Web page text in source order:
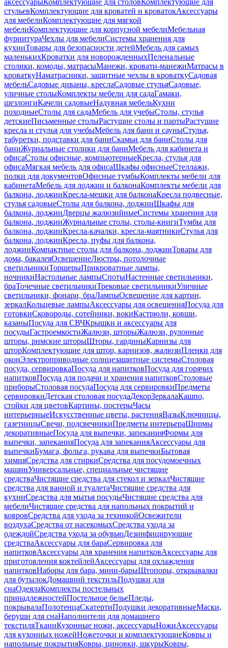
аксессуарыКомплектующие для столовКомплектующие для
стульевКомплектующие для кроватей и кроватокАксессуары
для мебелиКомплектующие для мягкой
мебелиКомплектующие для корпусной мебелиМебельная
фурнитураЧехлы для мебелиСистемы хранения для
кухниТовары для безопасности детейМебель для самых
маленькихКроватки для новорожденныхПеленальные
столики, комоды, матрасыМанежи, кровати-манежиМатрасы в
кроваткуНаматрасники, защитные чехлы в кроваткуСадовая
мебельСадовые диваны, креслаСадовые стульяСадовые,
уличные столыКомплекты мебели для садаГамаки,
шезлонгиКачели садовыеНадувная мебельКухни
походныеСтолы для садаМебель для учебыСтолы, стулья
детскиеПисьменные столыРастущие столы и партыРастущие
кресла и стулья для учебыМебель для бани и сауныСтулья,
табуретки, подставки для баниСкамьи для баниСтолы для
баниЖурнальные столики для баниМебель для кабинета и
офисаСтолы офисные, компьютерныеКресла, стулья для
офисаМягкая мебель для офисаШкафы офисныеСтеллажи,
полки для документовОфисные тумбыКомплекты мебели для
кабинетаМебель для лоджии и балконаКомплекты мебели для
балкона, лоджииКресла-мешки для балконаКресла подвесные,
стулья садовыеСтолы для балкона, лоджииШкафы для
балкона, лоджииДверцы жалюзийныеСистемы хранения для
балкона, лоджииЖурнальные столы, столы-книгиТумбы для
балкона, лоджииКресла-качалки, кресла-маятникиСтулья для
балкона, лоджииКресла, пуфы для балкона,
лоджииКомпактные столы для балкона, лоджииТовары для
дома, бакалеяОсвещениеЛюстры, потолочные
светильникиТоршерыПрикроватные лампы,
ночникиНастольные лампыСпотыНастенные светильники,
браТочечные светильникиТрековые светильникиУличные
светильники, фонари, браЛампыОсвещение для картин,
зеркалКольцевые лампыАксессуары для освещенияПосуда для
готовкиСковороды, сотейники, вокиКастрюли, ковши,
казаныПосуда для СВЧКрышки и аксессуары для
посудыГастроемкостиЖалюзи, шторыЖалюзи, рулонные
шторы, римские шторыШторы, гардиныКарнизы для
шторКомплектующие для штор, карнизов, жалюзиПленки для
оконЭлектроприводные солнцезащитные системыСтоловая
посуда, сервировкаПосуда для напитковПосуда для горячих
напитковПосуда для подачи и хранения напитковСтоловые
приборыСтоловая посудаПосуда для сервировкиПредметы
сервировкиДетская столовая посудаДекорЗеркалаКашпо,
стойки для цветовКартины, постерыЧасы
интерьерныеИскусственные цветы, растенияВазыКлючницы,
газетницыСвечи, подсвечникиПредметы интерьераШирмы
декоративныеПосуда для выпечки, запеканияФормы для
выпечки, запеканияПосуда для запеканияАксессуары для
выпечкиБумага, фольга, рукава для выпечкиБытовая
химияСредства для стиркиСредства для посудомоечных
машинУниверсальные, специальные чистящие
средстваЧистящие средства для стекол и зеркалЧистящие
средства для ванной и туалетаЧистящие средства для
кухниСредства для мытья посудыЧистящие средства для
мебелиЧистящие средства для напольных покрытий и
ковровСредства для ухода за техникойОсвежители
воздухаСредства от насекомыхСредства ухода за
одеждойСредства ухода за обувьюДезинфицирующие
средстваАксессуары для бараСервировка для
напитковАксессуары для хранения напитковАксессуары для
приготовления коктейлейАксессуары для охлаждения
напитковНаборы для бара, мини-барыШтопоры, открывалки
для бутылокДомашний текстильПодушки для
снаОдеялаКомплекты постельных
принадлежностейПостельное бельеПледы,
покрывалаПолотенцаСкатертиПодушки декоративныеМаски,
беруши для снаНаполнители для домашнего
текстиляТканиКухонные ножи, аксессуарыНожиАксессуары
для кухонных ножейНожеточки и комплектующиеКовры и
напольные покрытияКовры, циновки, шкурыКовры,